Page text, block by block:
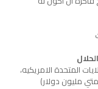
المتحدة الامريكيه،
مليون دولار)